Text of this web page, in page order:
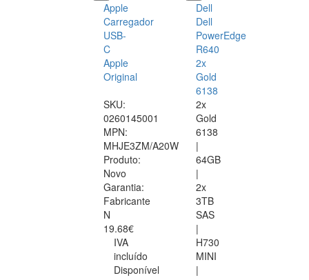
Apple
Carregador
USB-
C
Apple
Original
SKU:
0260145001
MPN:
MHJE3ZM/A20W
Produto:
Novo
Garantia:
Fabricante
N
19.68€
IVA
incluído
Disponível
Dell
Dell
PowerEdge
R640
2x
Gold
6138
2x
Gold
6138
|
64GB
|
2x
3TB
SAS
|
H730
MINI
|